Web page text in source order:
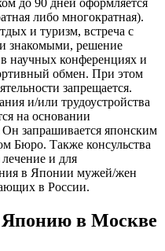
либо многократная).
и туризм, встреча с
знакомыми, решение
научных конференциях и
обмен. При этом
запрещается.
и/или трудоустройства
на основании
запрашивается японским
Бюро. Также консульства
и для
в Японии мужей/жен
в России.
Японию в Москве